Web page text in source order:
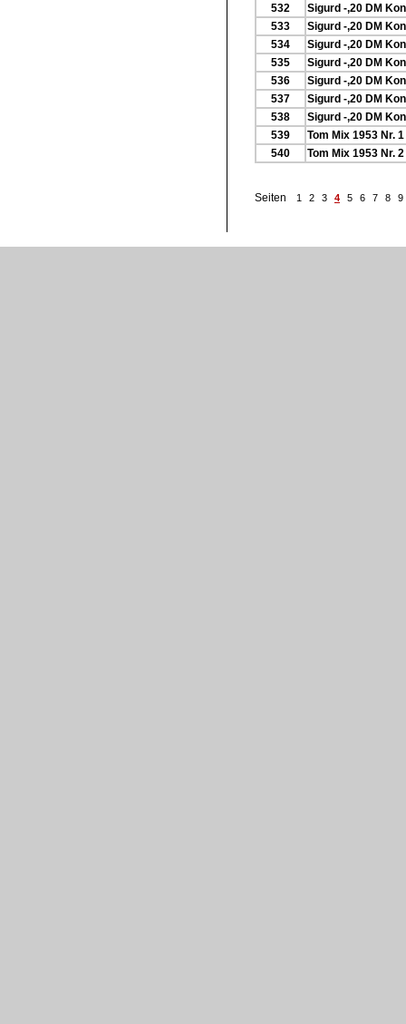
532
Sigurd -,20 DM
533
Sigurd -,20 DM
534
Sigurd -,20 DM
535
Sigurd -,20 DM
536
Sigurd -,20 DM
537
Sigurd -,20 DM
538
Sigurd -,20 DM
539
Tom Mix 1953 Nr. 1
540
Tom Mix 1953 Nr. 2
Seiten 1 2 3 4 5 6 7 8 9